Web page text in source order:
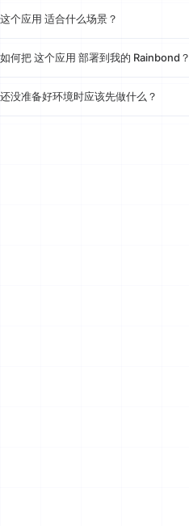
这个应用 适合什么场景？
如何把 这个应用 部署到我的 Rainbond？
还没准备好环境时应该先做什么？